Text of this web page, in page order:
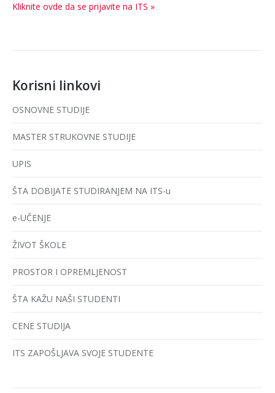
Kliknite ovde da se prijavite na ITS »
Korisni linkovi
OSNOVNE STUDIJE
MASTER STRUKOVNE STUDIJE
UPIS
ŠTA DOBIJATE STUDIRANJEM NA ITS-u
e-UČENJE
ŽIVOT ŠKOLE
PROSTOR I OPREMLJENOST
ŠTA KAŽU NAŠI STUDENTI
CENE STUDIJA
ITS ZAPOŠLJAVA SVOJE STUDENTE